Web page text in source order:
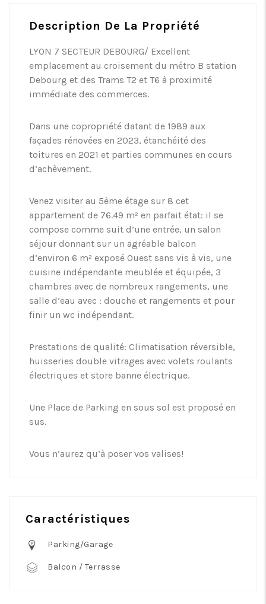
Description De La Propriété
LYON 7 SECTEUR DEBOURG/ Excellent
emplacement au croisement du métro B station
Debourg et des Trams T2 et T6 à proximité
immédiate des commerces.
Dans une copropriété datant de 1989 aux
façades rénovées en 2023, étanchéité des
toitures en 2021 et parties communes en cours
d’achèvement.
Venez visiter au 5ème étage sur 8 cet
appartement de 76.49 m² en parfait état: il se
compose comme suit d’une entrée, un salon
séjour donnant sur un agréable balcon
d’environ 6 m² exposé Ouest sans vis à vis, une
cuisine indépendante meublée et équipée, 3
chambres avec de nombreux rangements, une
salle d’eau avec : douche et rangements et pour
finir un wc indépendant.
Prestations de qualité: Climatisation réversible,
huisseries double vitrages avec volets roulants
électriques et store banne électrique.
Une Place de Parking en sous sol est proposé en
sus.
Vous n’aurez qu’à poser vos valises!
Caractéristiques
Parking/Garage
Balcon / Terrasse